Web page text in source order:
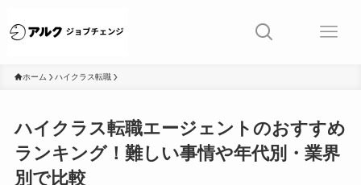
ホーム ハイクラス転職
ハイクラス転職エージェントのおすすめ
ランキング！難しい事情や年代別・業界
別で比較